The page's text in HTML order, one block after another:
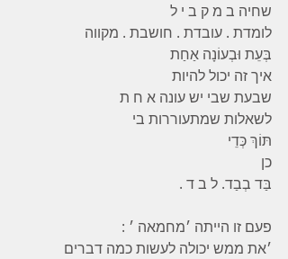
שחיה ב מ ק ב י ל
לומדת . עובדת . חושבת . מקווה
בְּעֵת וּבְעוֹנָה אַחַת
איך זה יכול להיות
שבעת שבי יש עונה א ח ת
לשאלות שמתעוררות בי
תּוֹךְ כְּדֵי
כן
בַּד בְבַד. ל ב ד .
פעם זו הייתה ׳מחמאה ׳ :
׳את ממש יכולה לעשות כמה דברים